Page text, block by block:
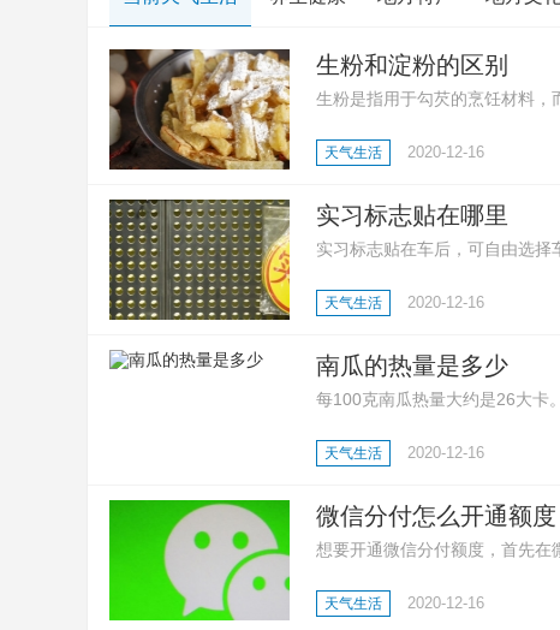
生粉和淀粉的区别
生粉是指用于勾芡的烹饪材料，
等多种淀粉;然后就是淀粉用途
天气生活 2020-12-16
实习标志贴在哪里
实习标志贴在车后，可自由选
天气生活 2020-12-16
南瓜的热量是多少
每100克南瓜热量大约是26大卡
天气生活 2020-12-16
微信分付怎么开通额度
想要开通微信分付额度，首先在
天气生活 2020-12-16